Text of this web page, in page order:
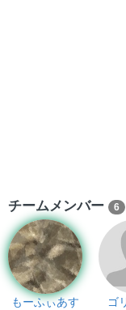
チームメンバー 6
もーふぃあす ゴ